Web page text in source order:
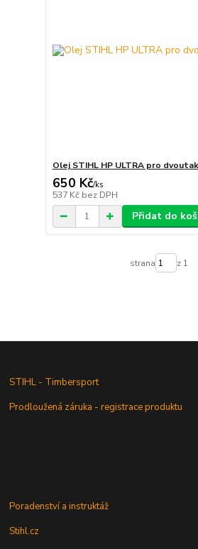
Olej STIHL HP ULTRA pro
650 Kč/ks
537 Kč bez DPH
Přidat do
strana z 1
STIHL - Timbersport
Prodloužená záruka - registrace produktu
Poradenství a instruktáž
Stihl.cz